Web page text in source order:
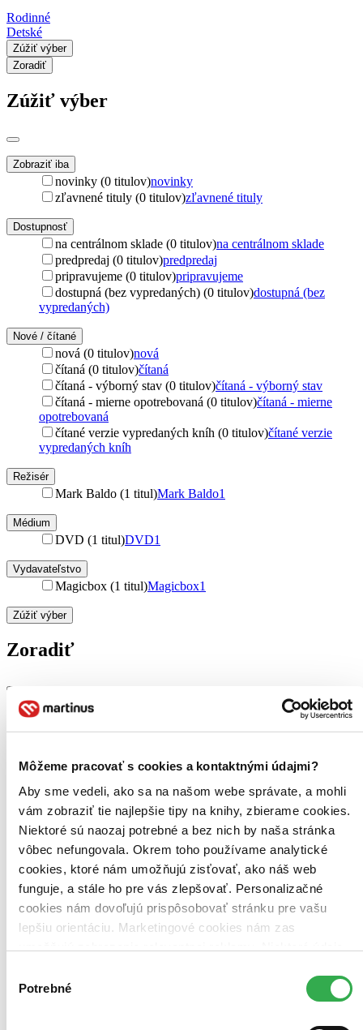
Môžeme pracovať s cookies a kontaktnými údajmi?
Aby sme vedeli, ako sa na našom webe správate, a mohli
vám zobraziť tie najlepšie tipy na knihy, zbierame cookies.
Niektoré sú naozaj potrebné a bez nich by naša stránka
vôbec nefungovala. Okrem toho používame analytické
cookies, ktoré nám umožňujú zisťovať, ako náš web
funguje, a stále ho pre vás zlepšovať. Personalizačné
cookies nám dovoľujú prispôsobovať stránku pre vašu
lepšiu orientáciu. Marketingové cookies nám zas
keby sme mohli používať všetky tieto cookies. Ďakujeme!
súhlasu
Potrebné
Rodinné
Detské
Zúžiť výber
Zoradiť
Zúžiť výber
Zobraziť iba
novinky (0 titulov)novinky
zľavnené tituly (0 titulov)zľavnené tituly
Dostupnosť
na centrálnom sklade (0 titulov)na centrálnom sklade
predpredaj (0 titulov)predpredaj
pripravujeme (0 titulov)pripravujeme
dostupná (bez vypredaných) (0 titulov)dostupná (bez
vypredaných)
Nové / čítané
nová (0 titulov)nová
čítaná (0 titulov)čítaná
čítaná - výborný stav (0 titulov)čítaná - výborný stav
čítaná - mierne opotrebovaná (0 titulov)čítaná - mierne
opotrebovaná
čítané verzie vypredaných kníh (0 titulov)čítané verzie
vypredaných kníh
Režisér
Mark Baldo (1 titul)Mark Baldo1
Médium
DVD (1 titul)DVD1
Vydavateľstvo
Magicbox (1 titul)Magicbox1
Zúžiť výber
Zoradiť
Najdrahšie
Najlacnejšie
Najvyššia zľava
Zrušiť filtre
DVDÚčinkuje Lauren Lavoie